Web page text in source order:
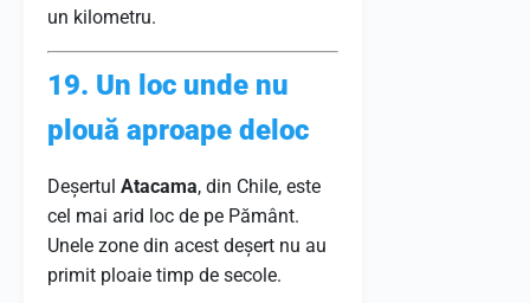
un kilometru.
19. Un loc unde nu
plouă aproape deloc
Deșertul Atacama, din Chile, este
cel mai arid loc de pe Pământ.
Unele zone din acest deșert nu au
primit ploaie timp de secole.